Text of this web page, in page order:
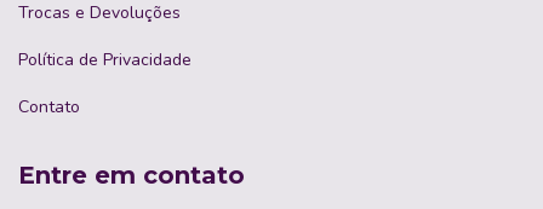
Trocas e Devoluções
Política de Privacidade
Contato
Entre em contato